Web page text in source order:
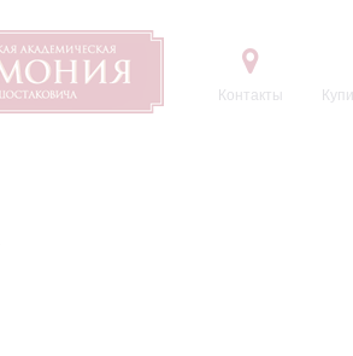
Контакты